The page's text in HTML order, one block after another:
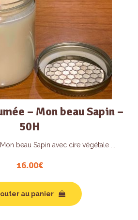
– Mon beau Sapin –
50H
beau Sapin avec cire végétale ...
16.00€
au panier